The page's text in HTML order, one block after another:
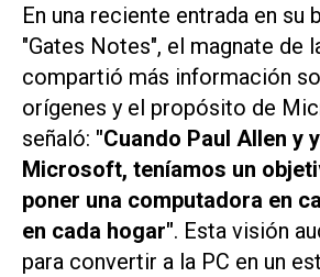
En una reciente entrada en su
"Gates Notes", el magnate de
compartió más información
orígenes y el propósito de
señaló: "Cuando Paul Allen y
Microsoft, teníamos un
poner una computadora en
en cada hogar". Esta visión
para convertir a la PC en un